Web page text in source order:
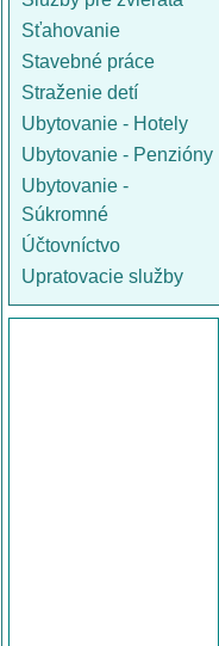
Sťahovanie
Stavebné práce
Straženie detí
Ubytovanie - Hotely
Ubytovanie - Penzióny
Ubytovanie -
Súkromné
Účtovníctvo
Upratovacie služby